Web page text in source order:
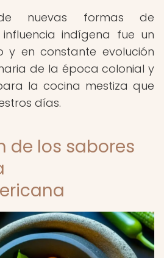
nuevas formas de
indígena fue un
y en constante evolución
de la época colonial y
la cocina mestiza que
días.
de los sabores